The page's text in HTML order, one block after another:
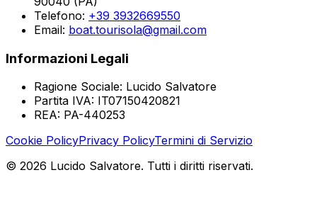
Telefono: +39 3932669550
Email: boat.tourisola@gmail.com
Informazioni Legali
Ragione Sociale: Lucido Salvatore
Partita IVA: IT07150420821
REA: PA-440253
Cookie PolicyPrivacy PolicyTermini di Servizio
© 2026 Lucido Salvatore. Tutti i diritti riservati.